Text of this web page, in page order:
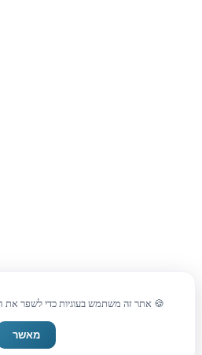
🍪 אתר זה משתמש בעוגיות כדי לשפר את
מאשר